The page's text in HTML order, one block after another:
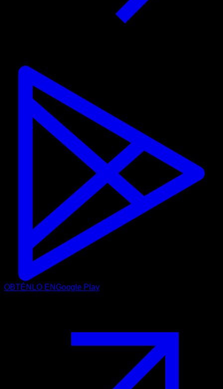
OBTÉNLO ENGoogle Play